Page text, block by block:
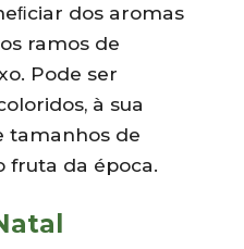
dos aromas
ramos de
Pode ser
à sua
tamanhos de
fruta da época.